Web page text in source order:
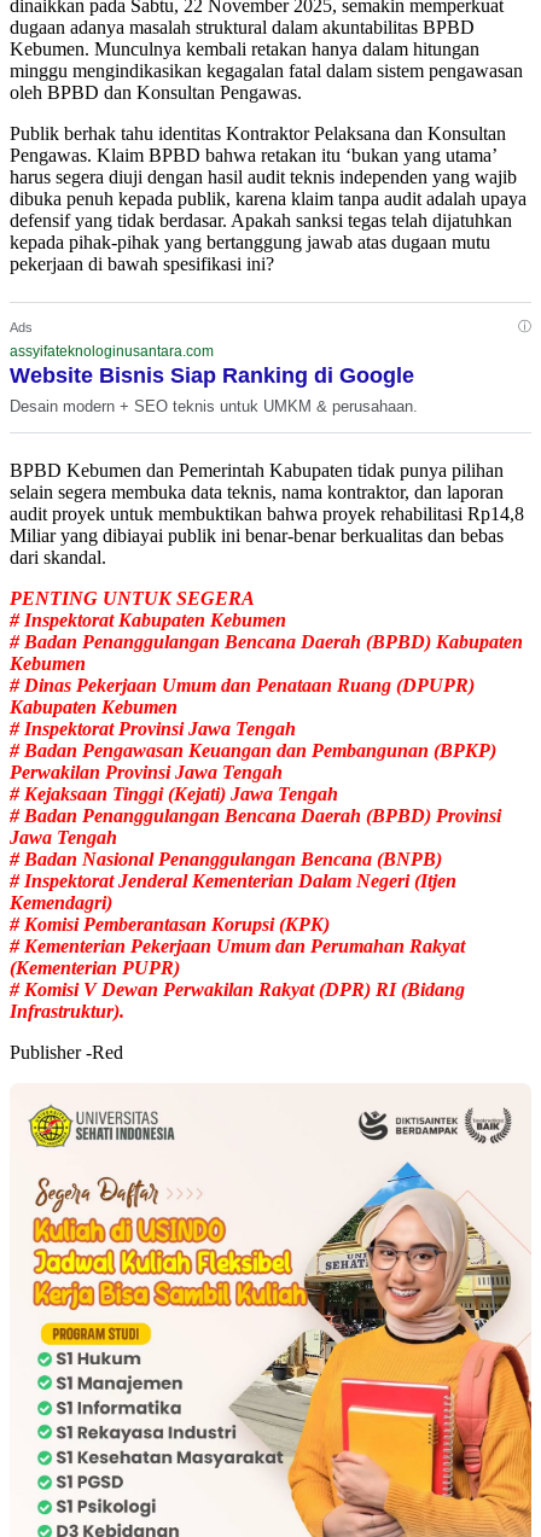
dinaikkan pada Sabtu, 22 November 2025, semakin memperkuat
dugaan adanya masalah struktural dalam akuntabilitas BPBD
Kebumen. Munculnya kembali retakan hanya dalam hitungan
minggu mengindikasikan kegagalan fatal dalam sistem pengawasan
oleh BPBD dan Konsultan Pengawas.
Publik berhak tahu identitas Kontraktor Pelaksana dan Konsultan
Pengawas. Klaim BPBD bahwa retakan itu ‘bukan yang utama’
harus segera diuji dengan hasil audit teknis independen yang wajib
dibuka penuh kepada publik, karena klaim tanpa audit adalah upaya
defensif yang tidak berdasar. Apakah sanksi tegas telah dijatuhkan
kepada pihak-pihak yang bertanggung jawab atas dugaan mutu
pekerjaan di bawah spesifikasi ini?
Ads ⓘ
assyifateknologinusantara.com
Website Bisnis Siap Ranking di Google
Desain modern + SEO teknis untuk UMKM & perusahaan.
BPBD Kebumen dan Pemerintah Kabupaten tidak punya pilihan
selain segera membuka data teknis, nama kontraktor, dan laporan
audit proyek untuk membuktikan bahwa proyek rehabilitasi Rp14,8
Miliar yang dibiayai publik ini benar-benar berkualitas dan bebas
dari skandal.
PENTING UNTUK SEGERA
# Inspektorat Kabupaten Kebumen
# Badan Penanggulangan Bencana Daerah (BPBD) Kabupaten
Kebumen
# Dinas Pekerjaan Umum dan Penataan Ruang (DPUPR)
Kabupaten Kebumen
# Inspektorat Provinsi Jawa Tengah
# Badan Pengawasan Keuangan dan Pembangunan (BPKP)
Perwakilan Provinsi Jawa Tengah
# Kejaksaan Tinggi (Kejati) Jawa Tengah
# Badan Penanggulangan Bencana Daerah (BPBD) Provinsi
Jawa Tengah
# Badan Nasional Penanggulangan Bencana (BNPB)
# Inspektorat Jenderal Kementerian Dalam Negeri (Itjen
Kemendagri)
# Komisi Pemberantasan Korupsi (KPK)
# Kementerian Pekerjaan Umum dan Perumahan Rakyat
(Kementerian PUPR)
# Komisi V Dewan Perwakilan Rakyat (DPR) RI (Bidang
Infrastruktur).
Publisher -Red